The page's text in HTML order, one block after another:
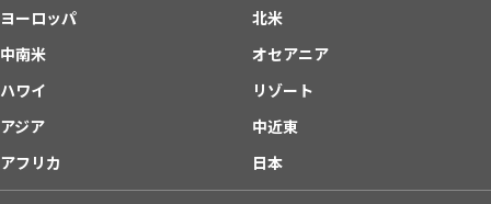
ヨーロッパ
北米
中南米
オセアニア
ハワイ
リゾート
アジア
中近東
アフリカ
日本